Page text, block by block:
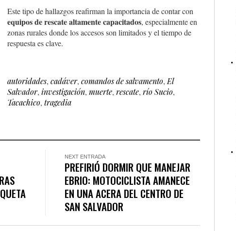
Este tipo de hallazgos reafirman la importancia de contar con
equipos de rescate altamente capacitados, especialmente en
zonas rurales donde los accesos son limitados y el tiempo de
respuesta es clave.
autoridades, cadáver, comandos de salvamento,El
Salvador, investigación, muerte, rescate, río Sucio,
Tacachico, tragedia
NEXT ENTRADA
PREFIRIÓ DORMIR QUE MANEJAR
EBRIO: MOTOCICLISTA AMANECE
EN UNA ACERA DEL CENTRO DE
SAN SALVADOR